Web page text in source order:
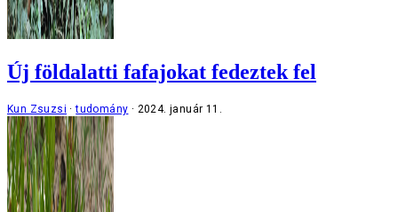
Új földalatti fafajokat fedeztek fel
Kun Zsuzsi tudomány 2024. január 11.